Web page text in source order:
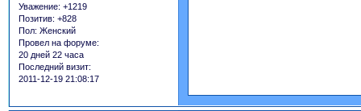
Уважение: +1219
Позитив: +828
Пол: Женский
Провел на форуме:
20 дней 22 часа
Последний визит:
2011-12-19 21:08:17